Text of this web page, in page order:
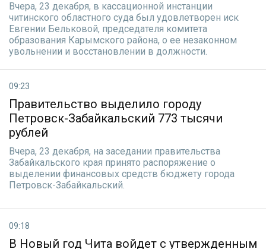
Вчера, 23 декабря, в кассационной инстанции
читинского областного суда был удовлетворен иск
Евгении Бельковой, председателя комитета
образования Карымского района, о ее незаконном
увольнении и восстановлении в должности.
09:23
Правительство выделило городу
Петровск-Забайкальский 773 тысячи
рублей
Вчера, 23 декабря, на заседании правительства
Забайкальского края принято распоряжение о
выделении финансовых средств бюджету города
Петровск-Забайкальский.
09:18
В Новый год Чита войдет с утвержденным